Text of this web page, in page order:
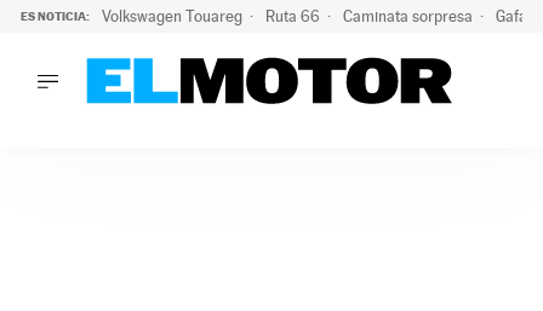
ES NOTICIA: Volkswagen Touareg Ruta 66 Caminata sorpresa Gafas